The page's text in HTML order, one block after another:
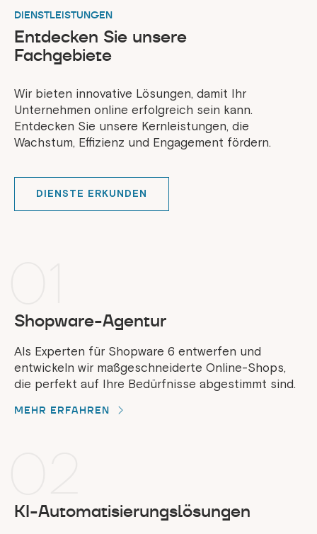
DIENSTLEISTUNGEN
Entdecken Sie unsere
Fachgebiete
Wir bieten innovative Lösungen, damit Ihr
Unternehmen online erfolgreich sein kann.
Entdecken Sie unsere Kernleistungen, die
Wachstum, Effizienz und Engagement fördern.
DIENSTE ERKUNDEN
Shopware-Agentur
Als Experten für Shopware 6 entwerfen und
entwickeln wir maßgeschneiderte Online-Shops,
die perfekt auf Ihre Bedürfnisse abgestimmt sind.
MEHR ERFAHREN
KI-Automatisierungslösungen